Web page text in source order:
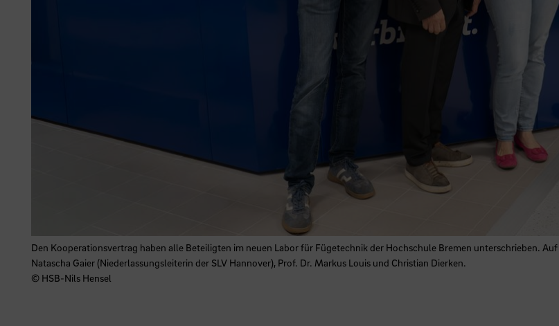
Den Kooperationsvertrag haben alle Beteiligten im neuen Labor für Fügetechnik der Hochschule Bremen unterschrieben.
Natascha Gaier (Niederlassungsleiterin der SLV Hannover), Prof. Dr. Markus Louis und Christian Dierken.
© HSB-Nils Hensel